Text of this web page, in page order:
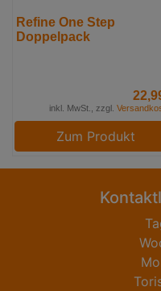
Refine One Step
Doppelpack
inkl. MwSt., zzgl.
Zum Produkt